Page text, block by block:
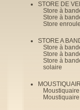
STORE DE
Store à
Store à
Store
STORE A
Store à
Store à
Store à
solaire